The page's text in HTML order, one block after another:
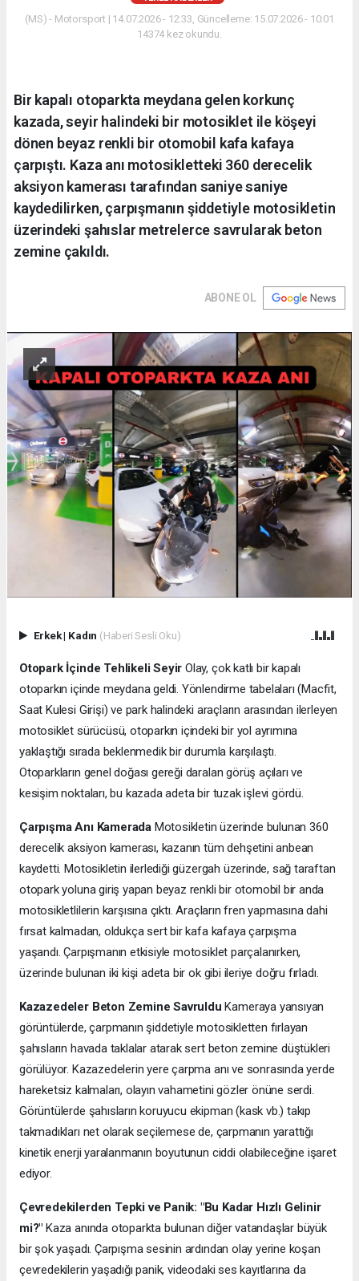
(MS) - Motorsport | 14.07.2026 - 12:33, Güncelleme: 15.07.2026 - 10:01
14374 kez okundu.
Bir kapalı otoparkta meydana gelen korkunç
kazada, seyir halindeki bir motosiklet ile köşeyi
dönen beyaz renkli bir otomobil kafa kafaya
çarpıştı. Kaza anı motosikletteki 360 derecelik
aksiyon kamerası tarafından saniye saniye
kaydedilirken, çarpışmanın şiddetiyle motosikletin
üzerindeki şahıslar metrelerce savrularak beton
zemine çakıldı.
ABONE OL
Erkek| Kadın (Haberi Sesli Oku)
Otopark İçinde Tehlikeli Seyir Olay, çok katlı bir kapalı
otoparkın içinde meydana geldi. Yönlendirme tabelaları (Macfit,
Saat Kulesi Girişi) ve park halindeki araçların arasından ilerleyen
motosiklet sürücüsü, otoparkın içindeki bir yol ayrımına
yaklaştığı sırada beklenmedik bir durumla karşılaştı.
Otoparkların genel doğası gereği daralan görüş açıları ve
kesişim noktaları, bu kazada adeta bir tuzak işlevi gördü.
Çarpışma Anı KameradaMotosikletin üzerinde bulunan 360
derecelik aksiyon kamerası, kazanın tüm dehşetini anbean
kaydetti. Motosikletin ilerlediği güzergah üzerinde, sağ taraftan
otopark yoluna giriş yapan beyaz renkli bir otomobil bir anda
motosikletlilerin karşısına çıktı. Araçların fren yapmasına dahi
fırsat kalmadan, oldukça sert bir kafa kafaya çarpışma
yaşandı. Çarpışmanın etkisiyle motosiklet parçalanırken,
üzerinde bulunan iki kişi adeta bir ok gibi ileriye doğru fırladı.
Kazazedeler Beton Zemine Savruldu Kameraya yansıyan
görüntülerde, çarpmanın şiddetiyle motosikletten fırlayan
şahısların havada taklalar atarak sert beton zemine düştükleri
görülüyor. Kazazedelerin yere çarpma anı ve sonrasında yerde
hareketsiz kalmaları, olayın vahametini gözler önüne serdi.
Görüntülerde şahısların koruyucu ekipman (kask vb.) takıp
takmadıkları net olarak seçilemese de, çarpmanın yarattığı
kinetik enerji yaralanmanın boyutunun ciddi olabileceğine işaret
ediyor.
Çevredekilerden Tepki ve Panik: "Bu Kadar Hızlı Gelinir
mi?" Kaza anında otoparkta bulunan diğer vatandaşlar büyük
bir şok yaşadı. Çarpışma sesinin ardından olay yerine koşan
çevredekilerin yaşadığı panik, videodaki ses kayıtlarına da